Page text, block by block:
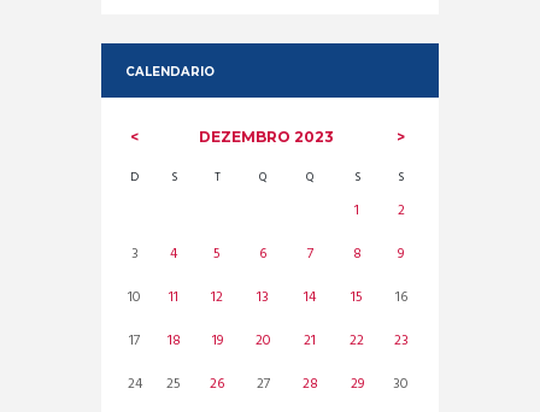
CALENDARIO
DEZEMBRO2023
D S T Q Q S S
1
2
3
4 5 6 7 8
9
10
11 12 13 14 15
16
17
18 19 20 21 22
23
24
25 26 27 28 29 30